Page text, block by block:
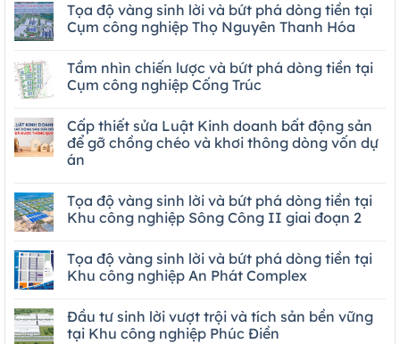
Tọa độ vàng sinh lời và bứt phá dòng tiền tại
Cụm công nghiệp Thọ Nguyên Thanh Hóa
Tầm nhìn chiến lược và bứt phá dòng tiền tại
Cụm công nghiệp Cống Trúc
Cấp thiết sửa Luật Kinh doanh bất động sản
để gỡ chồng chéo và khơi thông dòng vốn dự
án
Tọa độ vàng sinh lời và bứt phá dòng tiền tại
Khu công nghiệp Sông Công II giai đoạn 2
Tọa độ vàng sinh lời và bứt phá dòng tiền tại
Khu công nghiệp An Phát Complex
Đầu tư sinh lời vượt trội và tích sản bền vững
tại Khu công nghiệp Phúc Điền